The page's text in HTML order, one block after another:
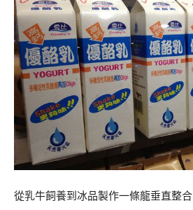
從乳牛飼養到冰品製作一條龍垂直整合